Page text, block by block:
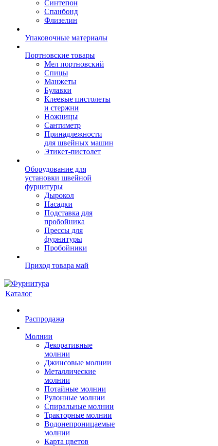
Синтепон
Спанбонд
Флизелин
Упаковочные материалы
Портновские товары
Мел портновский
Спицы
Манжеты
Булавки
Клеевые пистолеты
и стержни
Ножницы
Сантиметр
Принадлежности
для швейных машин
Этикет-пистолет
Оборудование для
установки швейной
фурнитуры
Дырокол
Насадки
Подставка для
пробойника
Прессы для
фурнитуры
Пробойники
Приход товара май
Каталог
Распродажа
Молнии
Декоративные
молнии
Джинсовые молнии
Металлические
молнии
Потайные молнии
Рулонные молнии
Спиральные молнии
Тракторные молнии
Водонепроницаемые
молнии
Карта цветов